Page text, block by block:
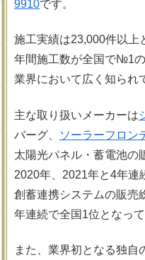
9910です。
施工実績は23,000件以上
年間施工数が全国で№1
業界において広く知られ
主な取り扱いメーカーは
バーグ、
ソーラーフロン
太陽光パネル・蓄電池の
2020年、2021年と4年連
創蓄連携システムの販売
年連続で全国1位となって
また、業界初となる独自